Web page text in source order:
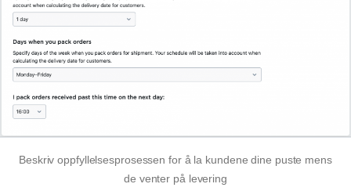
Beskriv oppfyllelsesprosessen for å la kundene dine puste mens
de venter på levering